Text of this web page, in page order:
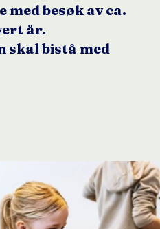
besøk av ca.
år.
skal bistå med